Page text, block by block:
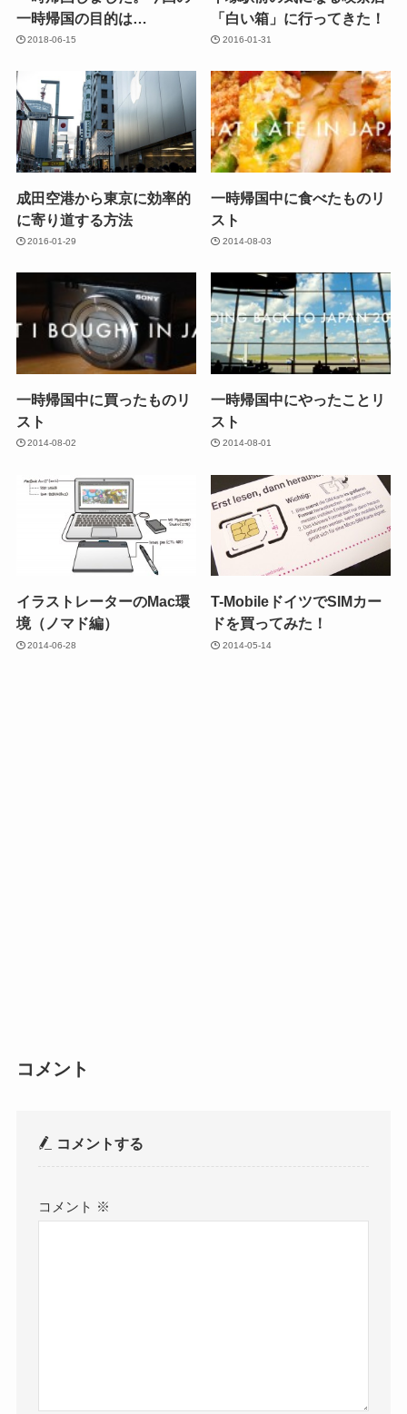
一時帰国の目的は…
2018-06-15
「白い箱」に行ってきた！
2016-01-31
成田空港から東京に効率的
に寄り道する方法
2016-01-29
一時帰国中に食べたものリ
スト
2014-08-03
一時帰国中に買ったものリ
スト
2014-08-02
一時帰国中にやったことリ
スト
2014-08-01
イラストレーターのMac環
境（ノマド編）
2014-06-28
T-MobileドイツでSIMカー
ドを買ってみた！
2014-05-14
コメント
コメントする
コメント ※